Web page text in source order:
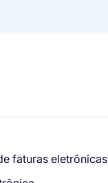
faturas eletrônicas